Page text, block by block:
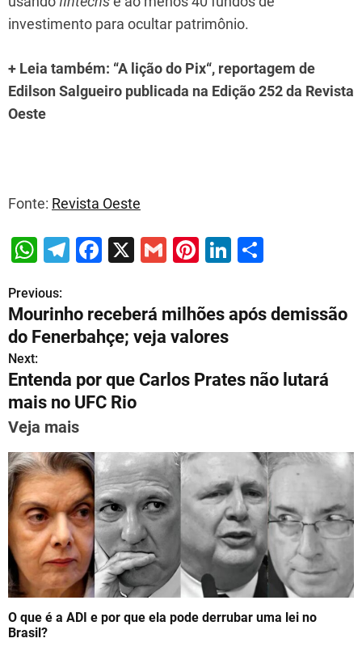
investimento para ocultar patrimônio.
+ Leia também: “A lição do Pix“, reportagem de
Edilson Salgueiro publicada na Edição 252 da Revista
Oeste
Fonte: Revista Oeste
W
at
s
A
p
p
T
gr
a
m
F
e
b
o
o
X
G
ai
l
Pi
er
e
st
Li
e
n
ar
e
P
o
s
t
n
a
v
i
g
a
t
i
Previous:
Mourinho receberá milhões após demissão
do Fenerbahçe; veja valores
Next:
Entenda por que Carlos Prates não lutará
mais no UFC Rio
Veja mais
O que é a ADI e por que ela pode derrubar uma lei no
Brasil?